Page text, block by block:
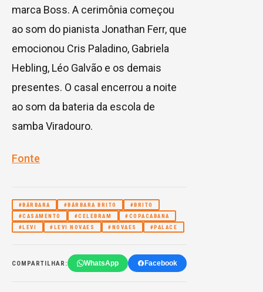
marca Boss. A cerimônia começou
ao som do pianista Jonathan Ferr, que
emocionou Cris Paladino, Gabriela
Hebling, Léo Galvão e os demais
presentes. O casal encerrou a noite
ao som da bateria da escola de
samba Viradouro.
Fonte
#BÁRBARA #BÁRBARA BRITO
#BRITO
#CASAMENTO
#CELEBRAM
#COPACABANA
#LEVI
#LEVI NOVAES #NOVAES #PALACE
COMPARTILHAR: WhatsApp Facebook